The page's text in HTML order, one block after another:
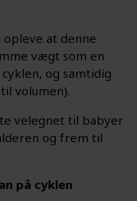
at denne
vægt som en
og samtidig
volumen).
velegnet til babyer
og frem til
på cyklen